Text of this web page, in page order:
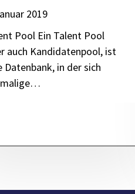
2019
Pool Ein Talent Pool
auch Kandidatenpool, ist
Datenbank, in der sich